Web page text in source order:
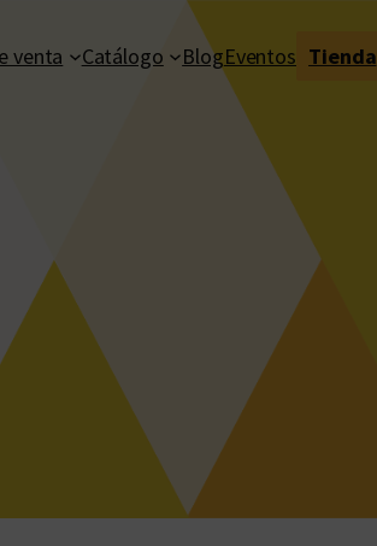
venta Catálogo BlogEventos Tienda